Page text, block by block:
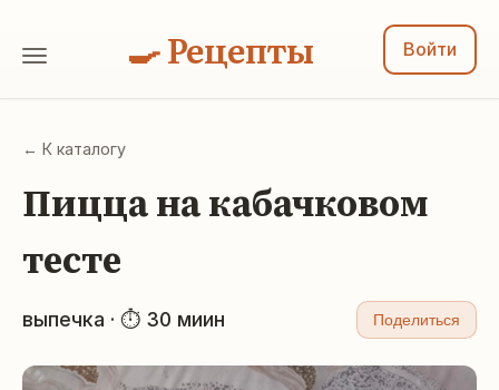
🍳 Рецепты Войти
← К каталогу
Пицца на кабачковом
тесте
выпечка · ⏱ 30 миин Поделиться